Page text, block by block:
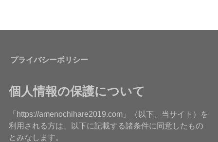
プライバシーポリシー
個人情報の保護について
「https://amenochihare2019.com」（以下、当サイト）を
利用される方は、以下に記載する諸条件に同意したもの
とみなします。